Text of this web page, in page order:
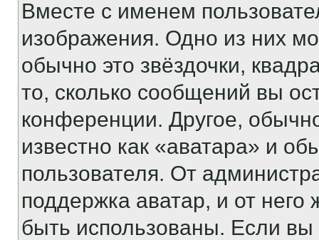
Вместе с именем
изображения. Одно из них
обычно это звёздочки,
то, сколько сообщений вы
конференции. Другое,
известно как «аватара» и
пользователя. От
поддержка аватар, и от него
быть использованы. Если